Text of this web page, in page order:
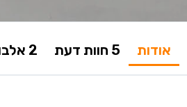
אודות 5 חוות דעת 2 אלבומי תמונות